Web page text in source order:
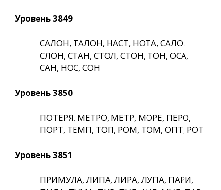
Уровень 3849
САЛОН, ТАЛОН, НАСТ, НОТА, САЛО,
СЛОН, СТАН, СТОЛ, СТОН, ТОН, ОСА,
САН, НОС, СОН
Уровень 3850
ПОТЕРЯ, МЕТРО, МЕТР, МОРЕ, ПЕРО,
ПОРТ, ТЕМП, ТОП, РОМ, ТОМ, ОПТ, РОТ
Уровень 3851
ПРИМУЛА, ЛИПА, ЛИРА, ЛУПА, ПАРИ,